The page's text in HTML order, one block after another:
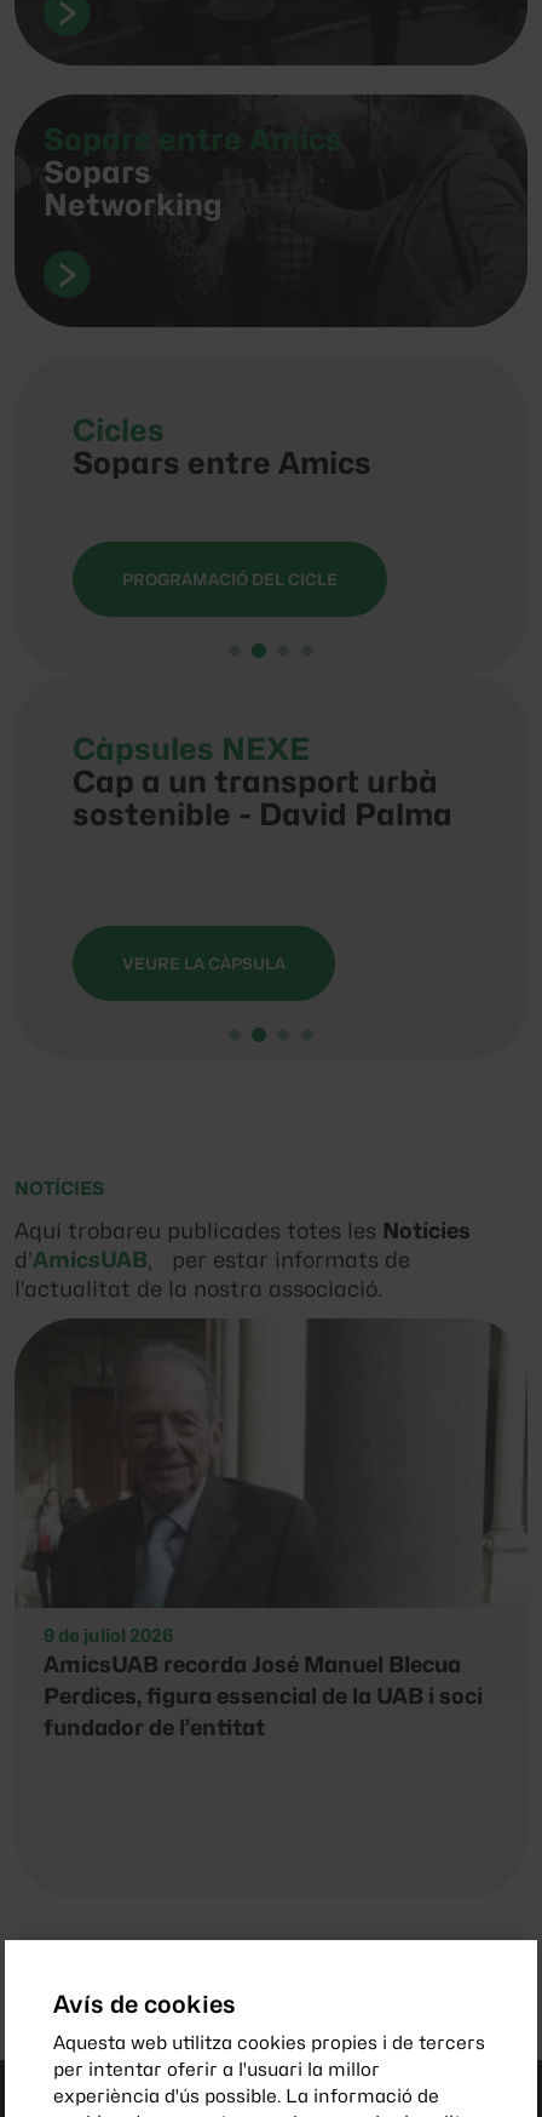
Sopars entre Amics
Sopars
Networking
Cicles
Sopars entre Amics
PROGRAMACIÓ DEL CICLE
Càpsules NEXE
Cap a un transport urbà
sostenible - David Palma
VEURE LA CÀPSULA
NOTÍCIES
Aquí trobareu publicades totes les Notícies
d’AmicsUAB, per estar informats de
l'actualitat de la nostra associació.
9 de juliol 2026
AmicsUAB recorda José Manuel Blecua
Perdices, figura essencial de la UAB i soci
fundador de l’entitat
VEURE TOTES LES NOTÍCIES
Avís de cookies
Aquesta web utilitza cookies propies i de tercers
per intentar oferir a l'usuari la millor
experiència d'ús possible. La informació de